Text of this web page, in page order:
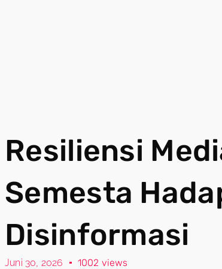
Resiliensi
Semesta
Disinformasi
Juni 30, 2026 1002 views